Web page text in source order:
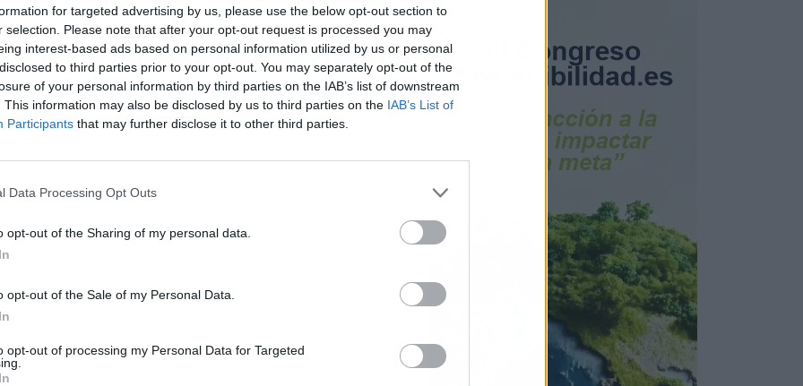
for targeted advertising by us, please use the below opt-out section to
selection. Please note that after your opt-out request is processed you may
interest-based ads based on personal information utilized by us or personal
to third parties prior to your opt-out. You may separately opt-out of the
of your personal information by third parties on the IAB’s list of downstream
This information may also be disclosed by us to third parties on the IAB’s List of
Participants that may further disclose it to other third parties.
Data Processing Opt Outs
opt-out of the Sharing of my personal data.
opt-out of the Sale of my Personal Data.
opt-out of processing my Personal Data for Targeted
🪄